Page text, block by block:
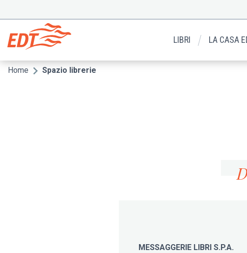
contenuto
principale
Menu
secondario
LIBRI LA CASA
Briciole
Home Spazio librerie
MESSAGGERIE LIBRI S.P.A.